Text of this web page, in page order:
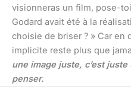
visionneras un film, pose-
Godard avait été à la
choisie de briser ? » Car en
implicite reste plus que
une image juste, c’est
penser.